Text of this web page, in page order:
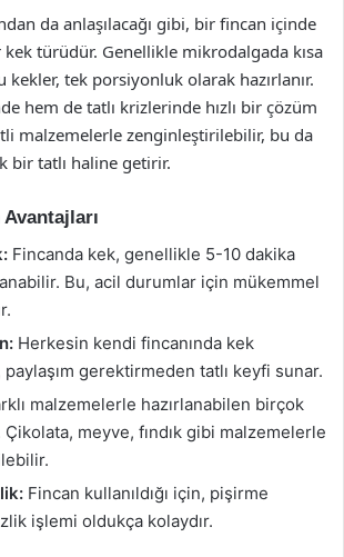
da anlaşılacağı gibi, bir fincan içinde
türüdür. Genellikle mikrodalgada kısa
tek porsiyonluk olarak hazırlanır.
hem de tatlı krizlerinde hızlı bir çözüm
malzemelerle zenginleştirilebilir, bu da
bir tatlı haline getirir.
Fincanda kek, genellikle 5-10 dakika
Bu, acil durumlar için mükemmel
Herkesin kendi fincanında kek
gerektirmeden tatlı keyfi sunar.
malzemelerle hazırlanabilen birçok
meyve, fındık gibi malzemelerle
Fincan kullanıldığı için, pişirme
işlemi oldukça kolaydır.